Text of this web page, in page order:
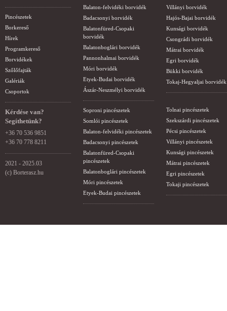
Pincészetek
Borkereső
Hírek
Programkereső
Borvidékek
Szőlőfajták
Galériák
Csoportok
Kérdése van?
Segíthetünk?
+36 70 536 9851
+36 70 778 8211
2021 - 2025.03
(c) Borterasz.hu
Balaton-felvidéki borvidék
Badacsonyi borvidék
Balatonfüred-Csopaki
borvidék
Balatonboglári borvidék
Pannonhalmai borvidék
Móri borvidék
Etyek-Budai borvidék
Ászár-Neszmélyi borvidék
Soproni pincészetek
Somlói pincészetek
Balaton-felvidéki pincészetek
Badacsonyi pincészetek
Balatonfüred-Csopaki
pincészetek
Balatonboglári pincészetek
Móri pincészetek
Etyek-Budai pincészetek
Villányi borvidék
Hajós-Bajai borvidék
Kunsági borvidék
Csongrádi borvidék
Mátrai borvidék
Egri borvidék
Bükki borvidék
Tokaj-Hegyaljai borvidék
Tolnai pincészetek
Szekszárdi pincészetek
Pécsi pincészetek
Villányi pincészetek
Kunsági pincészetek
Mátrai pincészetek
Egri pincészetek
Tokaji pincészetek